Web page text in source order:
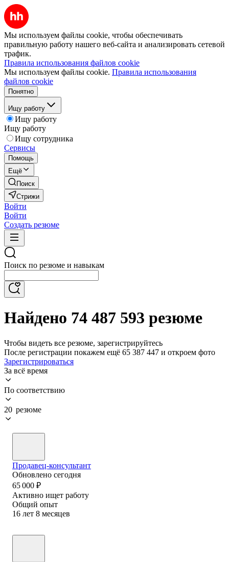
Мы используем файлы cookie, чтобы обеспечивать
правильную работу нашего веб-сайта и анализировать сетевой
трафик.
Правила использования файлов cookie
Мы используем файлы cookie. Правила использования
файлов cookie
Понятно
Ищу работу
Ищу работу
Ищу работу
Ищу сотрудника
Сервисы
Помощь
Ещё
Поиск
Стрижи
Войти
Войти
Создать резюме
Поиск по резюме и навыкам
Найдено 74 487 593 резюме
Чтобы видеть все резюме, зарегистрируйтесь
После регистрации покажем ещё 65 387 447 и откроем фото
Зарегистрироваться
За всё время
По соответствию
20 резюме
Продавец-консультант
Обновлено сегодня
65 000 ₽
Активно ищет работу
Общий опыт
16 лет 8 месяцев